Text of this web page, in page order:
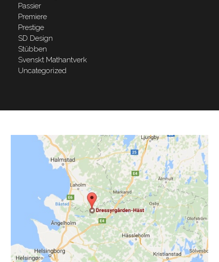
Passier
Premiere
Prestige
SD Design
Stübben
Svenskt Mathantverk
Uncategorized